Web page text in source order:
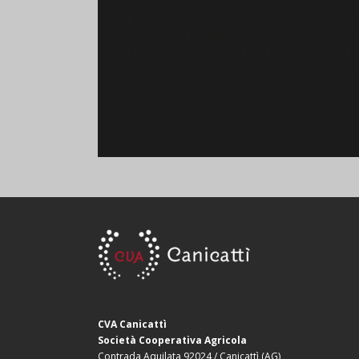
CVA Canicattì
Società Cooperativa Agricola
Contrada Aquilata 92024 / Canicattì (AG)